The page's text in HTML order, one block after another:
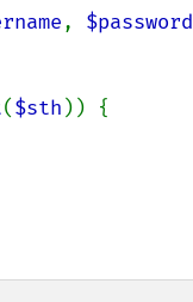
, $password
($sth )) {